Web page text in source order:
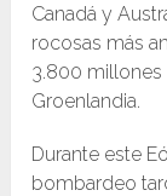
Canadá y
rocosas más
3.800 millones
Groenlandia.
Durante este
bombardeo